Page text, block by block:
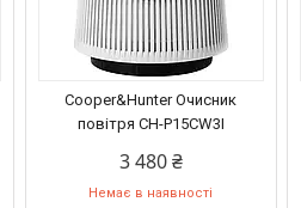
Cooper&Hunter Очисник
повітря CH-P15CW3I
3 480 ₴
Немає в наявності